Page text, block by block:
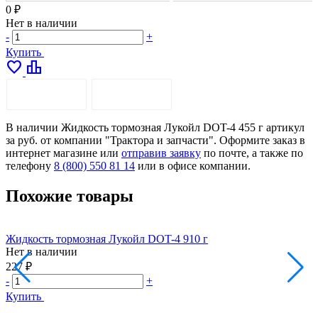
0 ₽
Нет в наличии
-
+
Купить
favorite leaderboard
В наличии Жидкость тормозная Лукойл DOT-4 455 г артикул
за руб. от компании "Трактора и запчасти". Оформите заказ в
интернет магазине или отправив заявку по почте, а также по
телефону 8 (800) 550 81 14 или в офисе компании.
Похожие товары
Жидкость тормозная Лукойл DOT-4 910 г
Нет в наличии
227 ₽
-
+
Купить